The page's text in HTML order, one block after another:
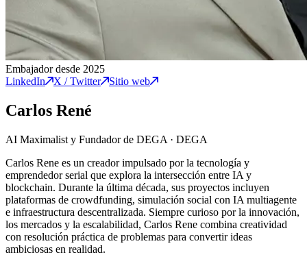
Embajador desde 2025
LinkedIn
X / Twitter Sitio web
Carlos René
AI Maximalist y Fundador de DEGA · DEGA
Carlos Rene es un creador impulsado por la tecnología y
emprendedor serial que explora la intersección entre IA y
blockchain. Durante la última década, sus proyectos incluyen
plataformas de crowdfunding, simulación social con IA multiagente
e infraestructura descentralizada. Siempre curioso por la innovación,
los mercados y la escalabilidad, Carlos Rene combina creatividad
con resolución práctica de problemas para convertir ideas
ambiciosas en realidad.